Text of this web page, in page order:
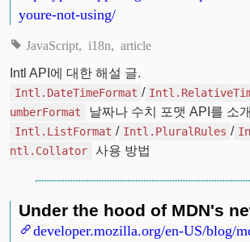
youre-not-using/
JavaScript i18n article
Intl API에 대한 해설 글.
Intl.DateTimeFormat /
umberFormat
날짜나 수치 포맷 API를 소
Intl.ListFormat / Intl.PluralRules /
ntl.Collator
사용 방법
Under the hood of MDN's
developer.mozilla.org/en-US/blog/